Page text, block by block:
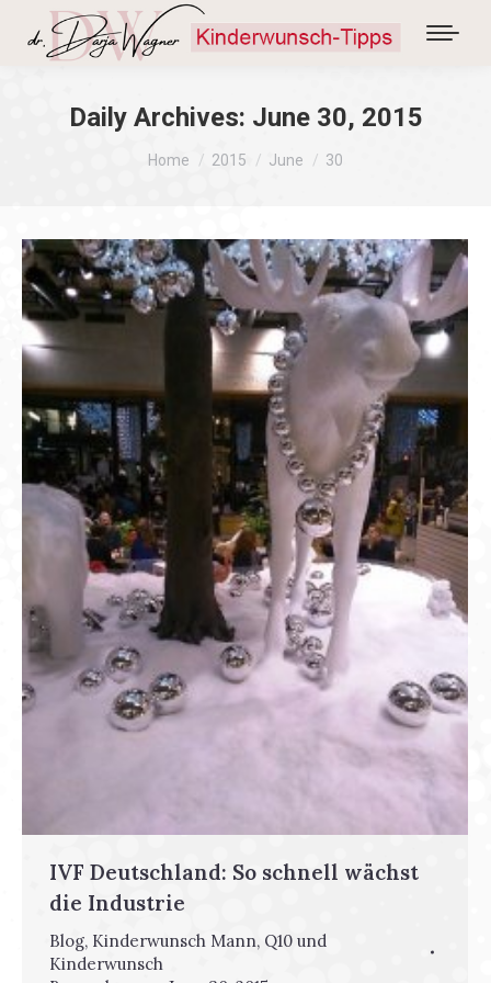
Daily Archives: June 30, 2015
You are here:
Home 2015 June 30
IVF Deutschland: So schnell wächst
die Industrie
Blog, Kinderwunsch Mann, Q10 und
Kinderwunsch